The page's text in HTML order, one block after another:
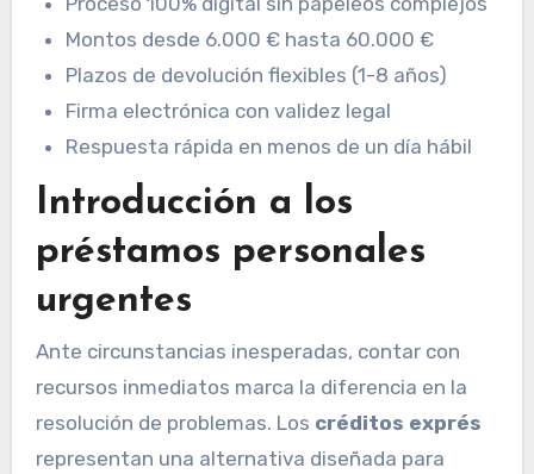
Montos desde 6.000 € hasta 60.000 €
Plazos de devolución flexibles (1-8 años)
Firma electrónica con validez legal
Respuesta rápida en menos de un día hábil
Introducción a los
préstamos personales
urgentes
Ante circunstancias inesperadas, contar con
recursos inmediatos marca la diferencia en la
resolución de problemas. Los créditos exprés
representan una alternativa diseñada para